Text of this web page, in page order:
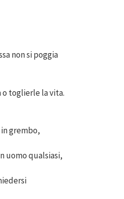
non si poggia
o toglierle la vita.
grembo,
uomo qualsiasi,